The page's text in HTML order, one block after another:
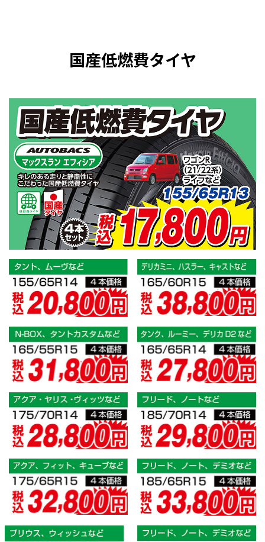
国産低燃費タイヤ